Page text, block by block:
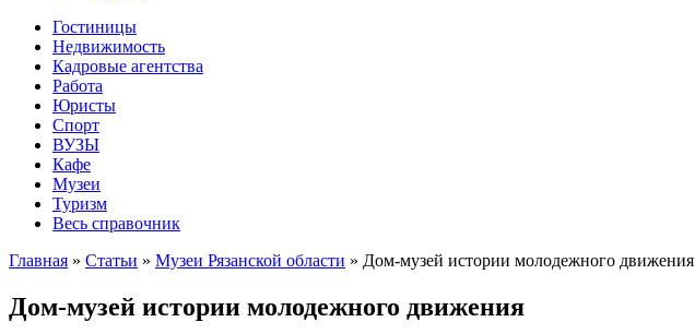
Гостиницы
Недвижимость
Кадровые агентства
Работа
Юристы
Спорт
ВУЗЫ
Кафе
Музеи
Туризм
Весь справочник
Главная » Статьи » Музеи Рязанской области » Дом-музей истории молодежного движения
Дом-музей истории молодежного движения